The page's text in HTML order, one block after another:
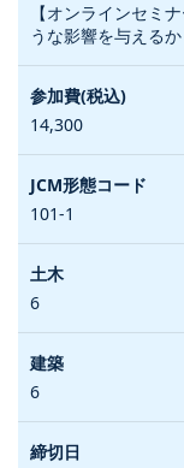
【オンラインセミ
うな影響を与えるか
14,300
101-1
6
6